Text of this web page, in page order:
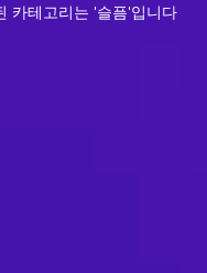
카테고리는 '슬픔'입니다